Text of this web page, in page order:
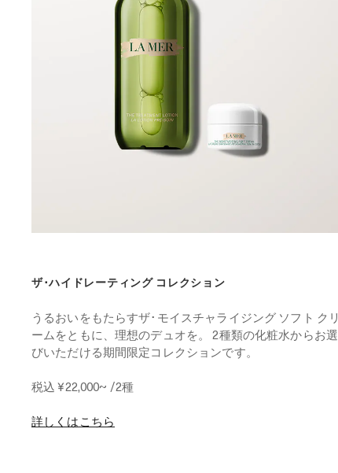
ザ･ハイドレーティング コレクション
うるおいをもたらすザ･モイスチャライジング ソフト クリ
ームをともに、理想のデュオを。 2種類の化粧水からお選
びいただける期間限定コレクションです。
税込 ¥22,000~ /2種
詳しくはこちら